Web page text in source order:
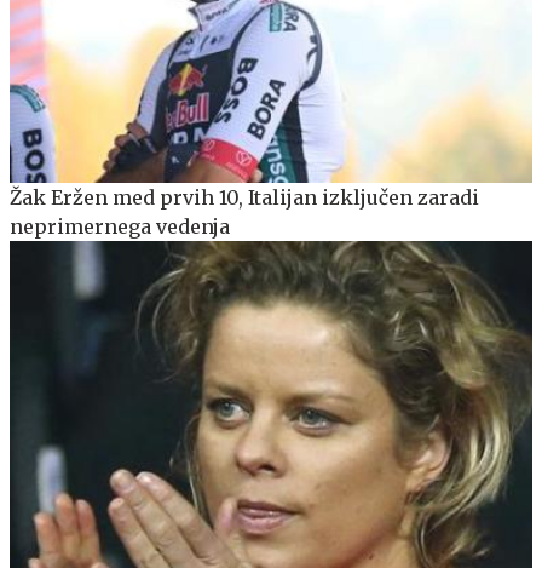
Žak Eržen med prvih 10, Italijan izključen zaradi
neprimernega vedenja